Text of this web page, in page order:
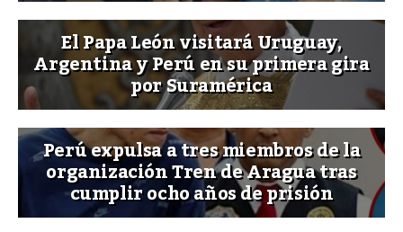
El Papa León visitará Uruguay,
Argentina y Perú en su primera gira
por Suramérica
Perú expulsa a tres miembros de la
organización Tren de Aragua tras
cumplir ocho años de prisión